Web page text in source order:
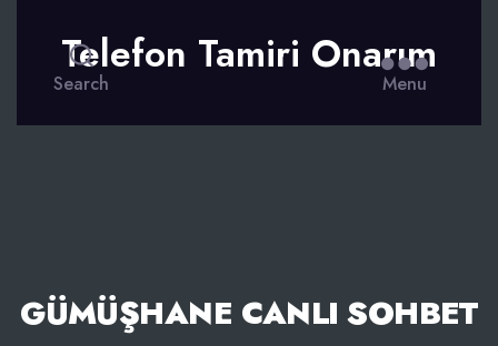
Search
Telefon Tamiri Onarım
Menu
GÜMÜŞHANE CANLI SOHBET